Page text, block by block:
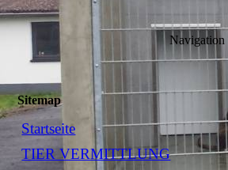
Navigation
Sitemap
Startseite
TIER VERMITTLUNG